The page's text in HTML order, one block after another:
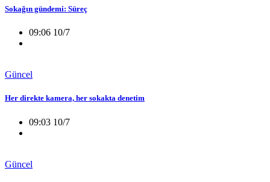
Sokağın gündemi: Süreç
09:06 10/7
Güncel
Her direkte kamera, her sokakta denetim
09:03 10/7
Güncel